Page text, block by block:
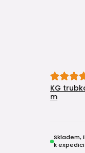
KG
m
Skladem,
k expedici